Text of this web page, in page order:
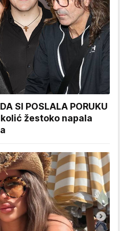
SI POSLALA PORUKU
žestoko napala